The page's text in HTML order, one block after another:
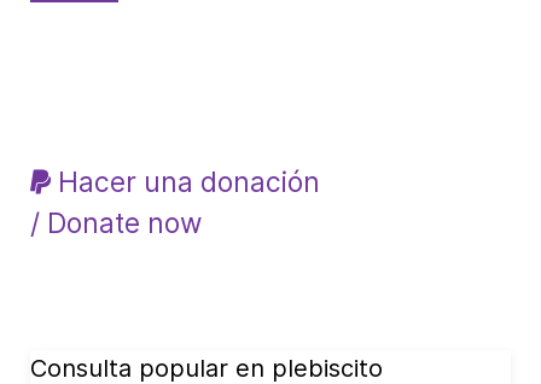
Hacer una donación
/ Donate now
Consulta popular en plebiscito